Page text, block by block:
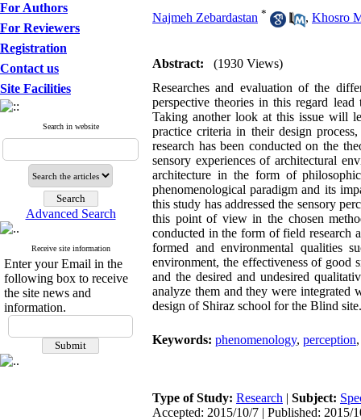
For Authors
For Reviewers
Registration
Contact us
Site Facilities
Search in website
Advanced Search
Receive site information
Enter your Email in the
following box to receive
the site news and
information.
Najmeh Zebardastan * , Khosro
Abstract:
(1930 Views)
Researches and evaluation of the
perspective theories in this regard
Taking another look at this issue will
practice criteria in their design
research has been conducted on the
sensory experiences of architectural
architecture in the form of
phenomenological paradigm and its
this study has addressed the sensory
this point of view in the chosen
conducted in the form of field research
formed and environmental qualities
environment, the effectiveness of good
and the desired and undesired
analyze them and they were integrated
design of Shiraz school for the Blind site.
Keywords: phenomenology, perception,
Type of Study: Research | Subject:
Accepted: 2015/10/7 | Published: 2015/